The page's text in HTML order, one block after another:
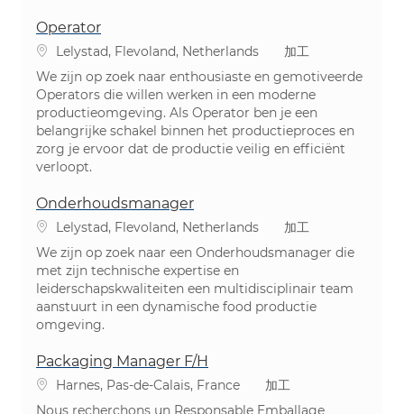
Operator
場所Lelystad, Flevoland, Netherlands カテゴリ
加工
We zijn op zoek naar enthousiaste en gemotiveerde
Operators die willen werken in een moderne
productieomgeving. Als Operator ben je een
belangrijke schakel binnen het productieproces en
zorg je ervoor dat de productie veilig en efficiënt
verloopt.
Onderhoudsmanager
場所Lelystad, Flevoland, Netherlands カテゴリ
加工
We zijn op zoek naar een Onderhoudsmanager die
met zijn technische expertise en
leiderschapskwaliteiten een multidisciplinair team
aanstuurt in een dynamische food productie
omgeving.
Packaging Manager F/H
場所Harnes, Pas-de-Calais, France カテゴリ
加工
Nous recherchons un Responsable Emballage